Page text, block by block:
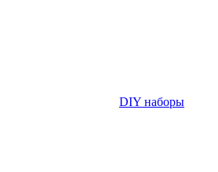
DIY наборы